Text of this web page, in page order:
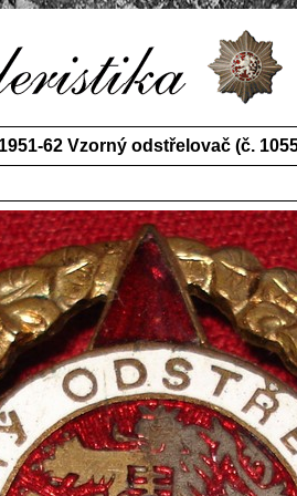
62 Vzorný odstřelovač (č.